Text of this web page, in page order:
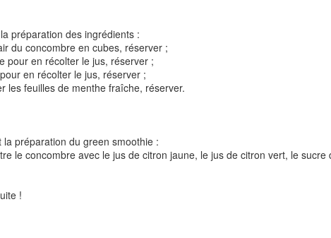
préparation des ingrédients :
du concombre en cubes, réserver ;
pour en récolter le jus, réserver ;
en récolter le jus, réserver ;
les feuilles de menthe fraîche, réserver.
la préparation du green smoothie :
le concombre avec le jus de citron jaune, le jus de citron vert, le sucre
!
4